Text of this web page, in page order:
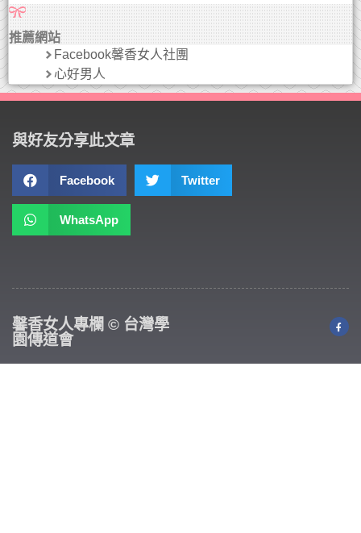
推薦網站
Facebook馨香女人社團
心好男人
與好友分享此文章
Facebook Twitter
WhatsApp
馨香女人專欄 © 台灣學
園傳道會